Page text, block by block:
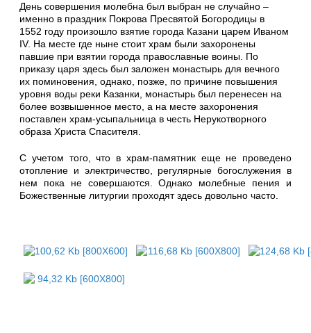
День совершения молебна был выбран не случайно –
именно в праздник Покрова Пресвятой Богородицы в
1552 году произошло взятие города Казани царем Иваном
IV. На месте где ныне стоит храм были захоронены
павшие при взятии города православные воины. По
приказу царя здесь был заложен монастырь для вечного
их поминовения, однако, позже, по причине повышения
уровня воды реки Казанки, монастырь был перенесен на
более возвышенное место, а на месте захоронения
поставлен храм-усыпальница в честь Нерукотворного
образа Христа Спасителя.
С учетом того, что в храм-памятник еще не проведено
отопление и электричество, регулярные богослужения в
нем пока не совершаются. Однако молебные пения и
Божественные литургии проходят здесь довольно часто.